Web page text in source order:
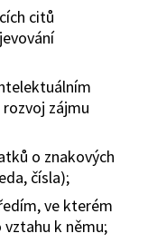
citů
zájmu
o znakových
čísla);
ve kterém
k němu;